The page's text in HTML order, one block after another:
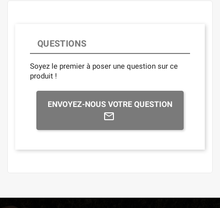
QUESTIONS
Soyez le premier à poser une question sur ce
produit !
ENVOYEZ-NOUS VOTRE QUESTION